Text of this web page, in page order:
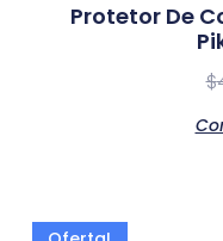
Protetor De
$